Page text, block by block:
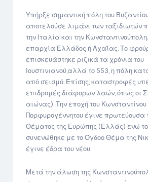
Υπήρξε σημαντική πόλη του
αποτελούσε λιμάνι των ταξιδιωτών
την Ιταλία και την
επαρχία Ελλάδος ή Αχαΐας. Το
επισκευάστηκε ριζικά τα χρόνια του
Ιουστινιανού,αλλά το 553, η πόλη
από σεισμό. Επίσης, καταστροφές
επιδρομές διάφορων λαών, όπως οι
αιώνας). Την εποχή του Κωνσταντίνου
Πορφυρογέννητου έγινε πρωτεύουσα
Θέματος της Ευρώπης (Ελλάς) ενώ
συνενώθηκε με το Όγδοο Θέμα της
έγινε έδρα του νέου.
Μετά την άλωση της